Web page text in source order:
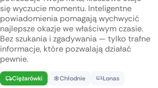
się wyczucie momentu. Inteligentne
powiadomienia pomagają wychwycić
najlepsze okazje we właściwym czasie.
Bez szukania i zgadywania — tylko trafne
informacje, które pozwalają działać
pewnie.
Ciężarówki Chłodnie Lonas